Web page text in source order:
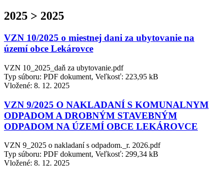
2025 > 2025
VZN 10/2025 o miestnej dani za ubytovanie na
území obce Lekárovce
VZN 10_2025_daň za ubytovanie.pdf
Typ súboru: PDF dokument, Veľkosť: 223,95 kB
Vložené: 8. 12. 2025
VZN 9/2025 O NAKLADANÍ S KOMUNALNYM
ODPADOM A DROBNÝM STAVEBNÝM
ODPADOM NA ÚZEMÍ OBCE LEKÁROVCE
VZN 9_2025 o nakladaní s odpadom._r. 2026.pdf
Typ súboru: PDF dokument, Veľkosť: 299,34 kB
Vložené: 8. 12. 2025